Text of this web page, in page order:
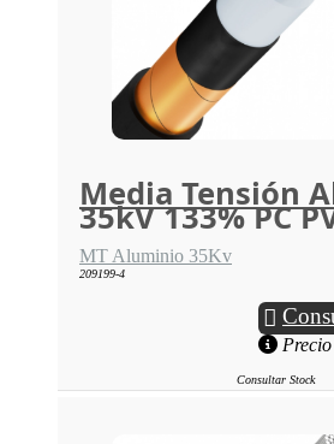
Media Tensión
35kV 133% PC
MT Aluminio 35Kv
209199-4
Consultar Stock